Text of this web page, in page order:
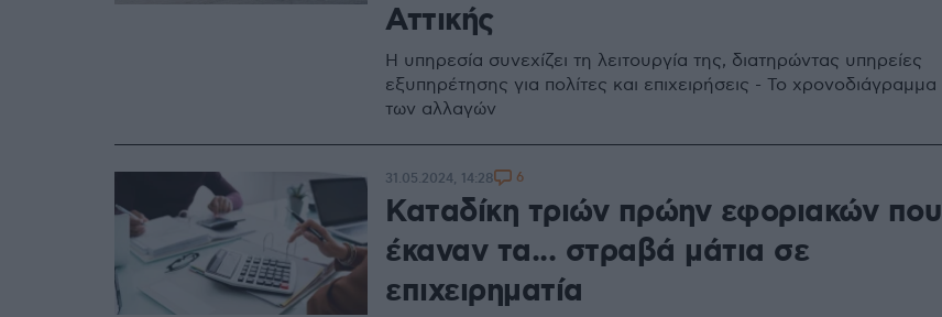
Αττικής
Η υπηρεσία συνεχίζει τη λειτουργία της, διατηρώντας υπηρείες
εξυπηρέτησης για πολίτες και επιχειρήσεις - Το χρονοδιάγραμμα
των αλλαγών
Καταδίκη τριών πρώην εφοριακών που
έκαναν τα... στραβά μάτια σε
επιχειρηματία
31.05.2024, 14:28 6